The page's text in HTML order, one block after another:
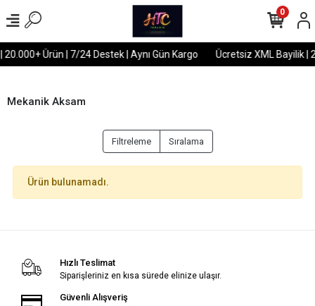
Ürün | 7/24 Destek | Aynı Gün Kargo Ücretsiz XML Bayilik |
0
Mekanik Aksam
Filtreleme Sıralama
Ürün bulunamadı.
Hızlı Teslimat
Siparişleriniz en kısa sürede elinize ulaşır.
Güvenli Alışveriş